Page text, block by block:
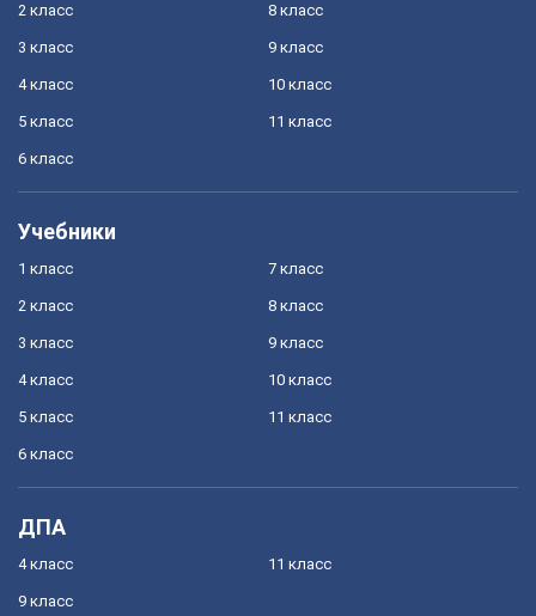
2 класс
3 класс
4 класс
5 класс
6 класс
8 класс
9 класс
10 класс
11 класс
Учебники
1 класс
2 класс
3 класс
4 класс
5 класс
6 класс
7 класс
8 класс
9 класс
10 класс
11 класс
ДПА
4 класс
9 класс
11 класс